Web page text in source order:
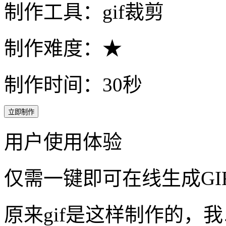
制作工具：gif裁剪
制作难度：★
制作时间：30秒
立即制作
用户使用体验
仅需一键即可在线生成
原来gif是这样制作的，